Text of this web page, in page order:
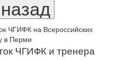
ЧГИФК и тренера